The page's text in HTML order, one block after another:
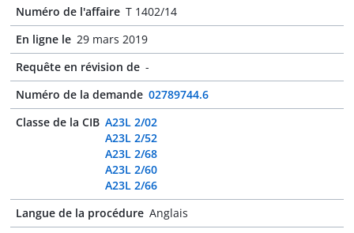
Numéro de l'affaire T 1402/14
En ligne le 29 mars 2019
Requête en révision de -
Numéro de la demande 02789744.6
Classe de la CIB A23L 2/02
A23L 2/52
A23L 2/68
A23L 2/60
A23L 2/66
Langue de la procédure Anglais